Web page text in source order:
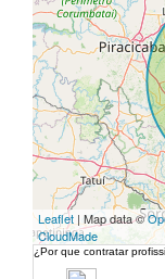
Leaflet | Map data ©
CloudMade
¿Por que contratar